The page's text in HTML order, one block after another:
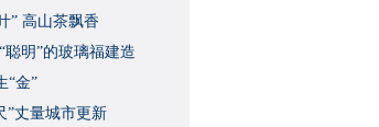
” 高山茶飘香
聪明”的玻璃福建造
“金”
”丈量城市更新